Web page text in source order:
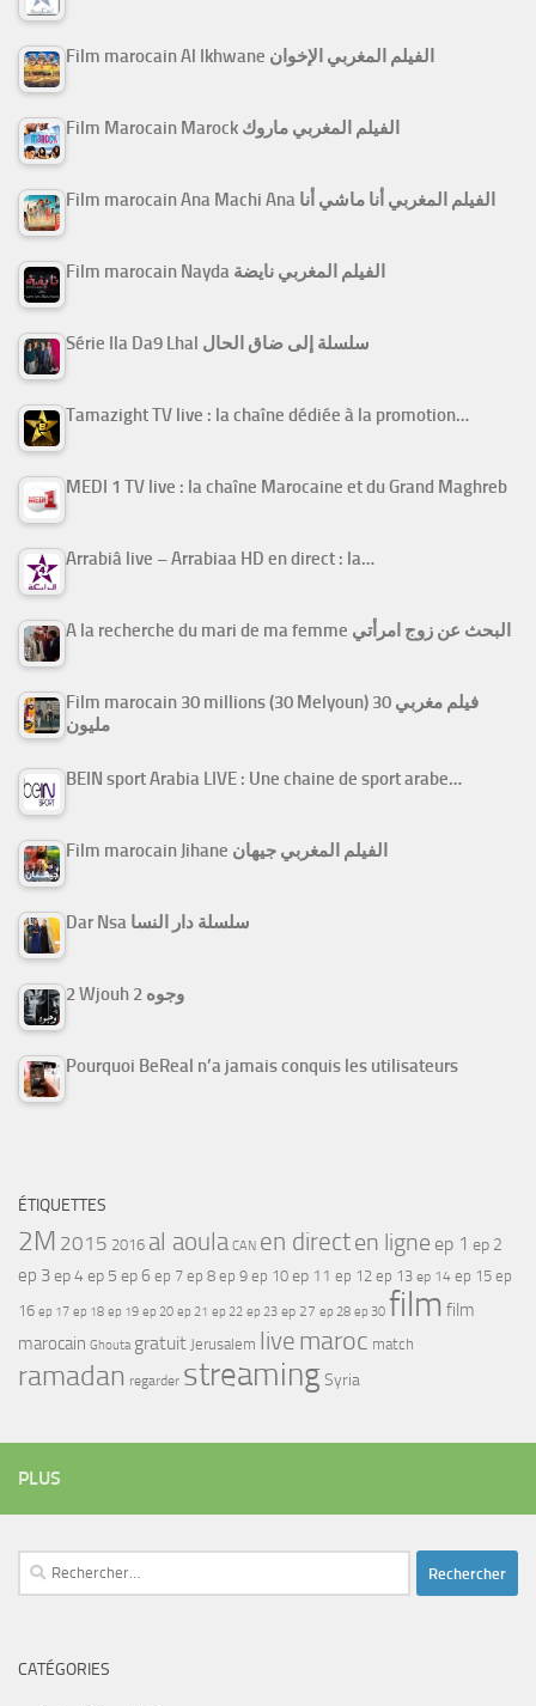
Film marocain Al Ikhwane الفيلم المغربي الإخوان
Film Marocain Marock الفيلم المغربي ماروك
Film marocain Ana Machi Ana الفيلم المغربي أنا ماشي أنا
Film marocain Nayda الفيلم المغربي نايضة
Série Ila Da9 Lhal سلسلة إلى ضاق الحال
Tamazight TV live : la chaîne dédiée à la promotion…
MEDI 1 TV live : la chaîne Marocaine et du Grand Maghreb
Arrabiâ live – Arrabiaa HD en direct : la…
A la recherche du mari de ma femme البحث عن زوج امرأتي
Film marocain 30 millions (30 Melyoun) فيلم مغربي 30
مليون
BEIN sport Arabia LIVE : Une chaine de sport arabe…
Film marocain Jihane الفيلم المغربي جيهان
Dar Nsa سلسلة دار النسا
2 Wjouh 2 وجوه
Pourquoi BeReal n’a jamais conquis les utilisateurs
ÉTIQUETTES
2M 2015 2016 al aoula CAN en directen ligne ep 1 ep 2
ep 3ep 4ep 5 ep 6 ep 7 ep 8 ep 9 ep 10 ep 11 ep 12 ep 13 ep 14 ep 15 ep
16 ep 17 ep 18 ep 19 ep 20 ep 21 ep 22 ep 23 ep 27 ep 28 ep 30 film film
marocain Ghouta gratuit Jerusalem live maroc match
ramadan regarder streamingSyria
PLUS
Rechercher :
CATÉGORIES